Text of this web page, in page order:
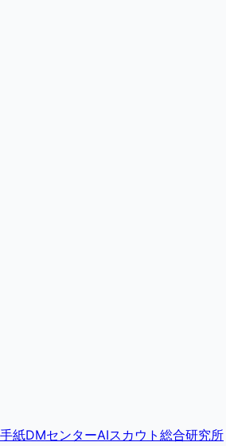
紙DMセンターAIスカウト総合研究所